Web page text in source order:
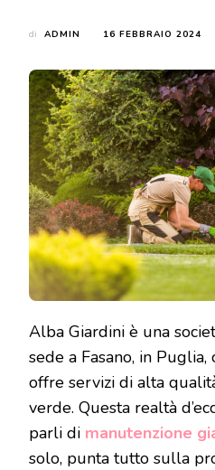
di ADMIN 16 FEBBRAIO 2024
Alba Giardini è una
sede a Fasano, in Puglia,
offre servizi di alta
verde. Questa realtà
parli di manutenzione
solo, punta tutto sulla